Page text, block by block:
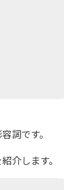
詞です。
介します。